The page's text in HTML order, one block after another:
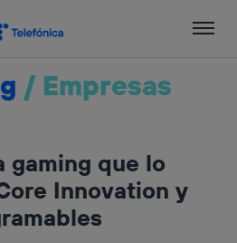
/ Empresas
gaming que lo
Innovation y